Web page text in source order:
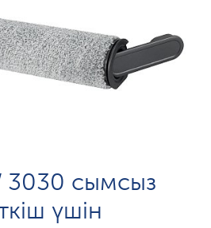
3030 сымсыз
үшін